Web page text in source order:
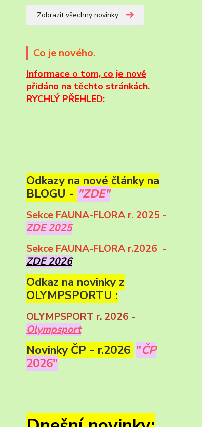
Zobrazit všechny novinky
Co je nového.
Informace o tom, co je nově
přidáno na těchto stránkách.
RYCHLÝ PŘEHLED:
Odkazy na nové články na
BLOGU - "ZDE"
Sekce FAUNA-FLORA r. 2025 -
ZDE 2025
Sekce FAUNA-FLORA r.2026 -
ZDE 2026
Odkaz na novinky z
OLYMPSPORTU :
OLYMPSPORT r. 2026 -
Olympsport
Novinky ČP - r.2026 "ČP
2026"